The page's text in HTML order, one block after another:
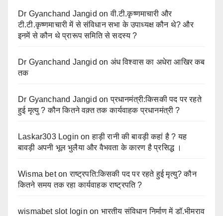
Dr Gyanchand Jangid onवी.टी.कृष्णमाचारी और
टी.टी.कृष्णमाचारी में से संविधान सभा के उपाध्यक्ष कौन थे? और
इनमें से कौन थे प्रारूप समिति से सदस्य ?
Dr Gyanchand Jangid on अंध विश्वास का अधेरा आखिर कब
तक
Dr Gyanchand Jangid onप्रधानमंत्री:किसकी पद पर रहते
हुई मृत्यु ? कौन कितने वक़्त तक कार्यवाहक प्रधानमंत्री ?
Laskar303 Login onहाड़ी रानी की बावड़ी कहां है ? यह
बावड़ी अपनी भूल भुलैया और वैभवता के कारण है प्रसिद्ध ।
Wisma betonराष्ट्रपति:किसकी पद पर रहते हुई मृत्यु? कौन
कितने समय तक रहा कार्यवाहक राष्ट्रपति ?
wismabet slot login on भारतीय संविधान निर्माण में डॉ.भीमराव